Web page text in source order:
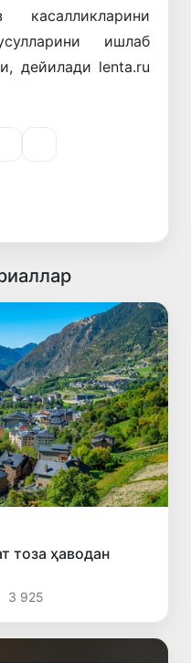
ишлаб
дейилади lenta.ru
тоза ҳаводан
3 925